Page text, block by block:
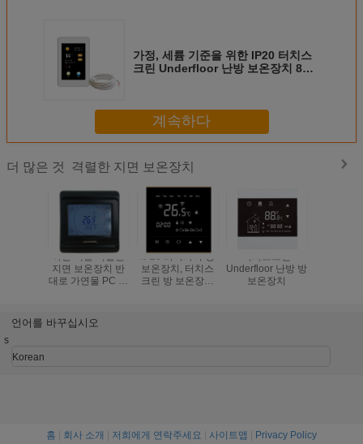
가정, 세륨 기준을 위한 IP20 터치스
크린 Underfloor 난방 보온장치 85-
계속하다
더 많은 것 격렬한 지면 보온장치
까만 색깔 격렬한
지면 보온장치 반
대로 가연물 PC 주
IP20 와이파이 방
보온장치, 터치스
크린 방 보온장치
터치스크린
Underfloor 난방 방
보온장치
언어를 바꾸십시오
s
Korean
홈 회사 소개 저희에게 연락주세요 사이트맵 Privacy Policy